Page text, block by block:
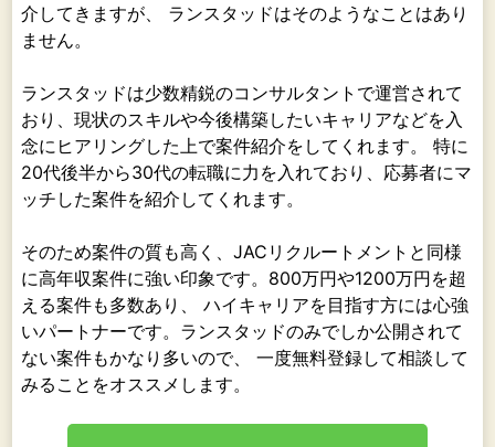
介してきますが、 ランスタッドはそのようなことはあり
ません。
ランスタッドは少数精鋭のコンサルタントで運営されて
おり、現状のスキルや今後構築したいキャリアなどを入
念にヒアリングした上で案件紹介をしてくれます。 特に
20代後半から30代の転職に力を入れており、応募者にマ
ッチした案件を紹介してくれます。
そのため案件の質も高く、JACリクルートメントと同様
に高年収案件に強い印象です。800万円や1200万円を超
える案件も多数あり、 ハイキャリアを目指す方には心強
いパートナーです。ランスタッドのみでしか公開されて
ない案件もかなり多いので、 一度無料登録して相談して
みることをオススメします。